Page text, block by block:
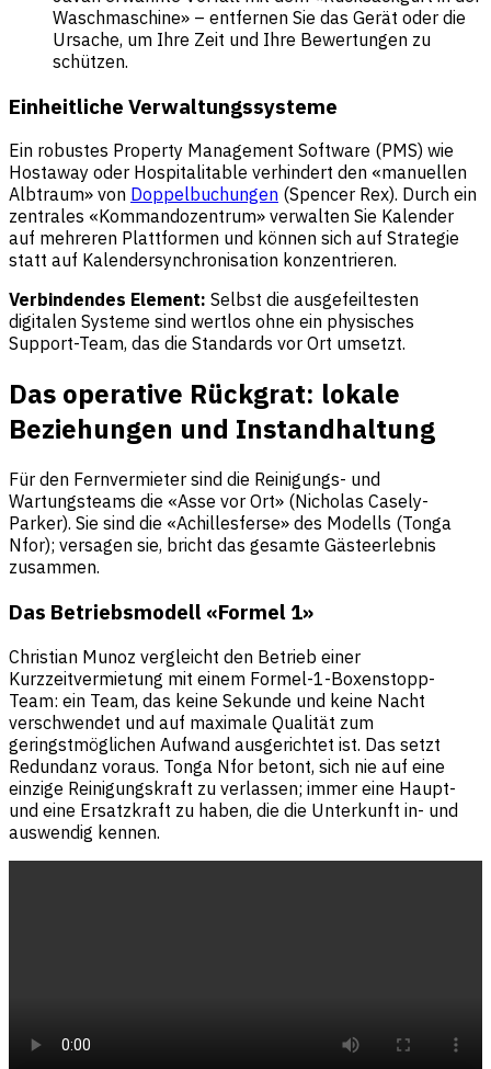
Waschmaschine» – entfernen Sie das Gerät oder die
Ursache, um Ihre Zeit und Ihre Bewertungen zu
schützen.
Einheitliche Verwaltungssysteme
Ein robustes Property Management Software (PMS) wie
Hostaway oder Hospitalitable verhindert den «manuellen
Albtraum» von Doppelbuchungen (Spencer Rex). Durch ein
zentrales «Kommandozentrum» verwalten Sie Kalender
auf mehreren Plattformen und können sich auf Strategie
statt auf Kalendersynchronisation konzentrieren.
Verbindendes Element: Selbst die ausgefeiltesten
digitalen Systeme sind wertlos ohne ein physisches
Support-Team, das die Standards vor Ort umsetzt.
Das operative Rückgrat: lokale
Beziehungen und Instandhaltung
Für den Fernvermieter sind die Reinigungs- und
Wartungsteams die «Asse vor Ort» (Nicholas Casely-
Parker). Sie sind die «Achillesferse» des Modells (Tonga
Nfor); versagen sie, bricht das gesamte Gästeerlebnis
zusammen.
Das Betriebsmodell «Formel 1»
Christian Munoz vergleicht den Betrieb einer
Kurzzeitvermietung mit einem Formel-1-Boxenstopp-
Team: ein Team, das keine Sekunde und keine Nacht
verschwendet und auf maximale Qualität zum
geringstmöglichen Aufwand ausgerichtet ist. Das setzt
Redundanz voraus. Tonga Nfor betont, sich nie auf eine
einzige Reinigungskraft zu verlassen; immer eine Haupt-
und eine Ersatzkraft zu haben, die die Unterkunft in- und
auswendig kennen.